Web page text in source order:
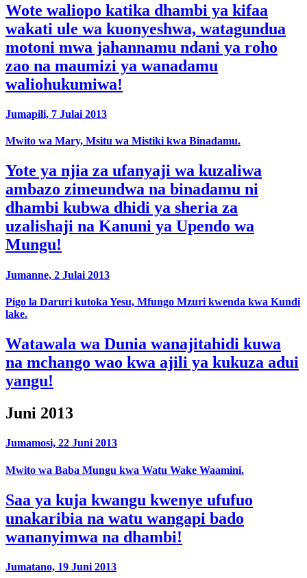
Wote waliopo katika dhambi ya kifaa
wakati ule wa kuonyeshwa, watagundua
motoni mwa jahannamu ndani ya roho
zao na maumizi ya wanadamu
waliohukumiwa!
Jumapili, 7 Julai 2013
Mwito wa Mary, Msitu wa Mistiki kwa Binadamu.
Yote ya njia za ufanyaji wa kuzaliwa
ambazo zimeundwa na binadamu ni
dhambi kubwa dhidi ya sheria za
uzalishaji na Kanuni ya Upendo wa
Mungu!
Jumanne, 2 Julai 2013
Pigo la Daruri kutoka Yesu, Mfungo Mzuri kwenda kwa Kundi
lake.
Watawala wa Dunia wanajitahidi kuwa
na mchango wao kwa ajili ya kukuza adui
yangu!
Juni 2013
Jumamosi, 22 Juni 2013
Mwito wa Baba Mungu kwa Watu Wake Waamini.
Saa ya kuja kwangu kwenye ufufuo
unakaribia na watu wangapi bado
wananyimwa na dhambi!
Jumatano, 19 Juni 2013